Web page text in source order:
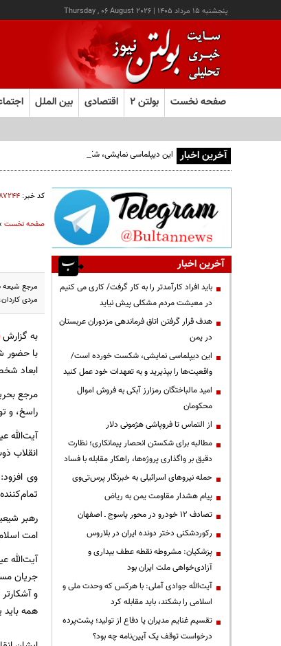
پنجشنبه ۱۵ مرداد ۱۴۰۵ |
Thursday , 06 August 2026
صفحه نخست بولتن ۲ اقتصادی بین الملل
آخرین اخبار این دیپلماسی نمایشی، شکست خورده است/واقعیت‌ها
کد خبر:
صفحه نخست
مرجع شیعه
مردی
به گزارش
با حضور
ابعاد
مرجع
راسخ، و
آیت‌الله
انقلاب
وی
رهبر
امت
آیت‌الله
جریان
و
همه
آخرین اخبار
باید افراد کارآمدتر را به کار گرفت/ کاری می کنیم
در معیشت مردم مشکلی پیش نیاید
هدف قرار گرفتن اتاق‌ فرماندهی مزدوران عربستان
در یمن
این دیپلماسی نمایشی، شکست خورده است/
واقعیت‌ها را بپذیرید و به تعهدات خود عمل کنید
امید مالباختگان رمزارز آبکی به فروش اموال
محکومان
از التماس تا فروپاشی هژمونی دلار
مطالبه برای شکستن انحصار پیمانکاری؛ نظارت
دقیق بر واگذاری پروژه‌ها، راهکار مقابله با فساد
حمله نیروهای اسرائیلی به خبرنگار پرس‌تی‌وی
پیام هشدار مقاومت یمن به ریاض
تصادف ۱۲ خودرو در محور یاسوج ـ اصفهان
رکوردشکنی دختر دونده ایران در بلاروس
پزشکیان: مشروطه نقطه عطف بیداری و
آزادی‌خواهی ملت ایران بود
آیت‌الله جوادی آملی: با هرکس که وحدت ملی و
اسلامی را بشکند، باید مقابله کرد
تقسیم غنایم مدیران یا دفاع از تولید؛ پشت‌پرده
درخواست توقف یک آیین‌نامه چه بود؟